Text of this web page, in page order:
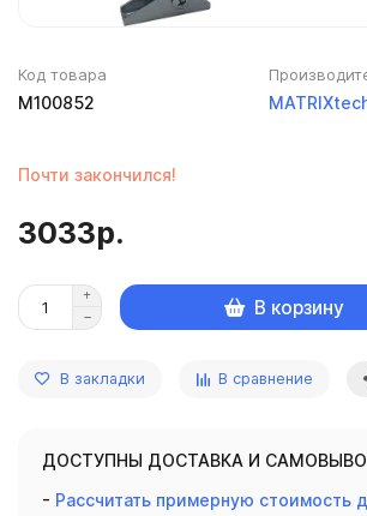
Код товара
M100852
Почти закончился!
3033р.
В корзину
В закладки В сравнение
ДОСТУПНЫ ДОСТАВКА И
- Рассчитать примерную стоимость